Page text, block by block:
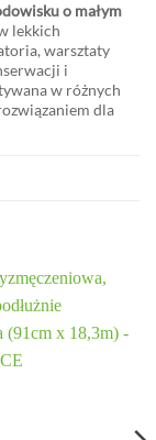
o małym
lekkich
warsztaty
i
w różnych
dla